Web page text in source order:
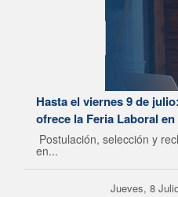
Hasta el viernes 9 de
ofrece la Feria Laboral
Postulación, selección y
en...
Jueves, 8